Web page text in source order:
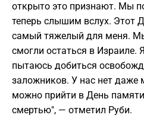
открыто это признают. Мы
теперь слышим вслух. Этот
самый тяжелый для меня.
смогли остаться в Израиле.
пытаюсь добиться
заложников. У нас нет даже
можно прийти в День
смертью", — отметил Руби.